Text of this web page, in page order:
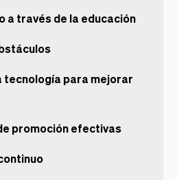
a través de la educación
tecnología para mejorar
promoción efectivas